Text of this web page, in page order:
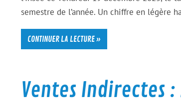
semestre de l’année. Un chiffre en légère
CONTINUER LA LECTURE »
Ventes Indirectes